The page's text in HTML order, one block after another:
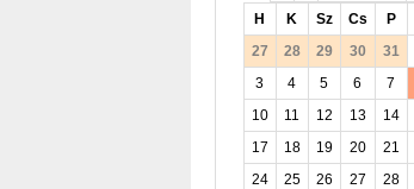
H K Sz Cs P
27
28 29 30 31
3
4 5 6 7
10
11 12 13 14
17
18 19 20 21
24
25 26 27 28